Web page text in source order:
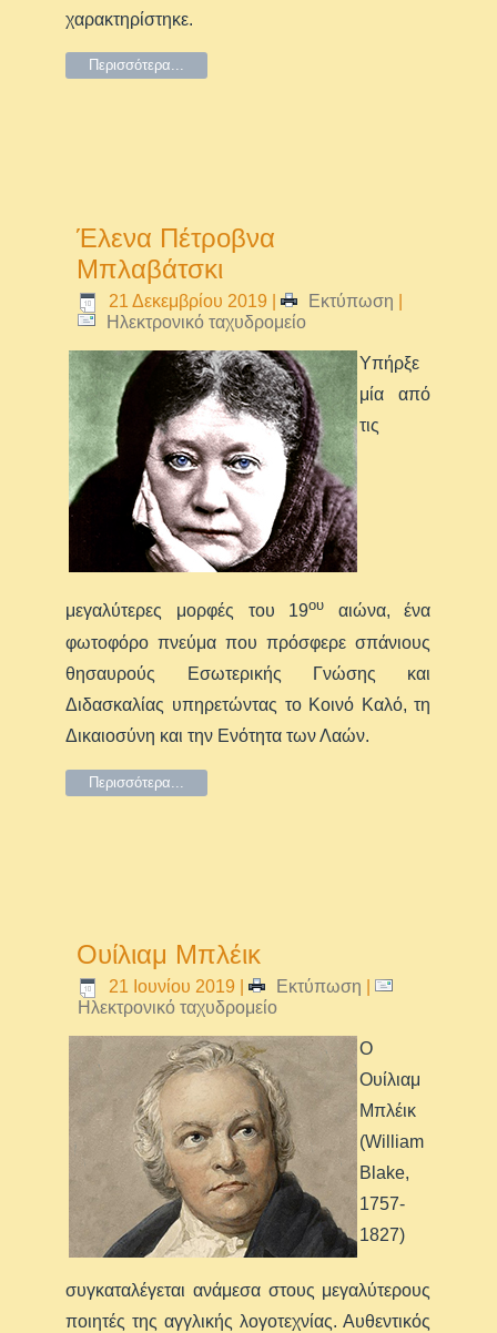
χαρακτηρίστηκε.
Περισσότερα...
Έλενα Πέτροβνα
Μπλαβάτσκι
21 Δεκεμβρίου 2019 | Εκτύπωση
Ηλεκτρονικό ταχυδρομείο
Υπήρξε
μία από
τις
μεγαλύτερες μορφές του 19ου αιώνα, ένα
φωτοφόρο πνεύμα που πρόσφερε σπάνιους
θησαυρούς Εσωτερικής Γνώσης και
Διδασκαλίας υπηρετώντας το Κοινό Καλό, τη
Δικαιοσύνη και την Ενότητα των Λαών.
Περισσότερα...
Ουίλιαμ Μπλέικ
21 Ιουνίου 2019 | Εκτύπωση
Ηλεκτρονικό ταχυδρομείο
Ο
Ουίλιαμ
Μπλέικ
(William
Blake,
1757-
1827)
συγκαταλέγεται ανάμεσα στους μεγαλύτερους
ποιητές της αγγλικής λογοτεχνίας. Αυθεντικός